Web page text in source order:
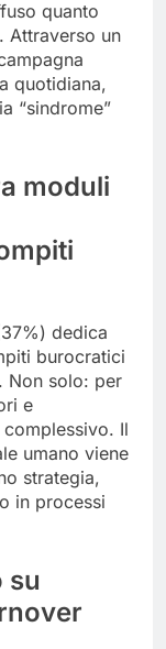
quanto
Attraverso un
quotidiana,
“sindrome”
moduli
dedica
burocratici
Non solo: per
e
Il
umano viene
strategia,
in processi
su